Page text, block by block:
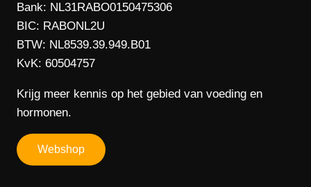
Bank: NL31RABO0150475306
BIC: RABONL2U
BTW: NL8539.39.949.B01
KvK: 60504757
Krijg meer kennis op het gebied van voeding en
hormonen.
Webshop